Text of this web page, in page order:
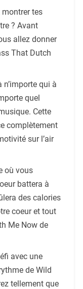
montrer tes
? Avant
allez donner
That Dutch
n’importe qui à
quel
Cette
complètement
sur l’air
où vous
battera à
des calories
coeur et tout
Me Now de
avec une
de Wild
tellement que